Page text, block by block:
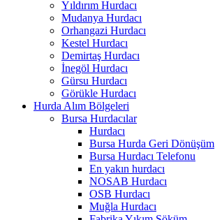
Yıldırım Hurdacı
Mudanya Hurdacı
Orhangazi Hurdacı
Kestel Hurdacı
Demirtaş Hurdacı
İnegöl Hurdacı
Gürsu Hurdacı
Görükle Hurdacı
Hurda Alım Bölgeleri
Bursa Hurdacılar
Hurdacı
Bursa Hurda Geri Dönüşüm
Bursa Hurdacı Telefonu
En yakın hurdacı
NOSAB Hurdacı
OSB Hurdacı
Muğla Hurdacı